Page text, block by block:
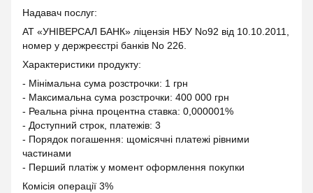
Надавач послуг:
АТ «УНІВЕРСАЛ БАНК» ліцензія НБУ No92 від 10.10.2011,
номер у держреєстрі банків No 226.
Характеристики продукту:
- Мінімальна сума розстрочки: 1 грн
- Максимальна сума розстрочки: 400 000 грн
- Реальна річна процентна ставка: 0,000001%
- Доступний строк, платежів: 3
- Порядок погашення: щомісячні платежі рівними
частинами
- Перший платіж у момент оформлення покупки
Комісія операції 3%